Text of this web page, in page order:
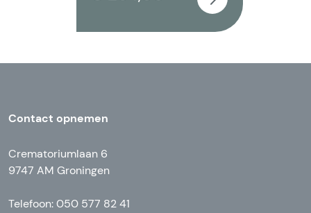
Contact opnemen
Crematoriumlaan 6
9747 AM Groningen
Telefoon: 050 577 82 41